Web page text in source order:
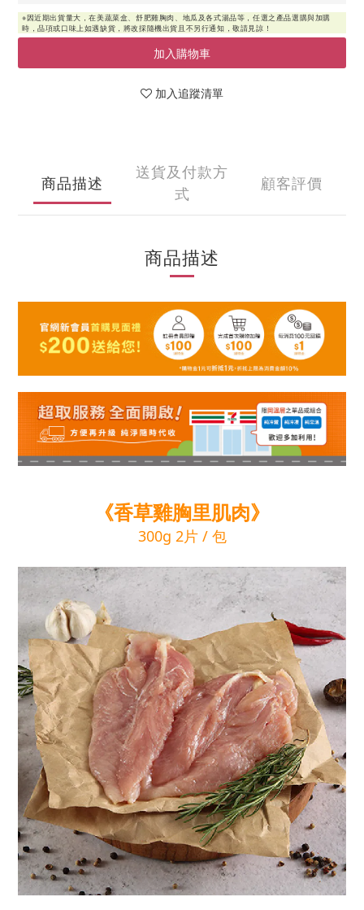
加入購物車
加入追蹤清單
商品描述
送貨及付款方
式
顧客評價
商品描述
《香草雞胸里肌肉》
300g 2片 / 包